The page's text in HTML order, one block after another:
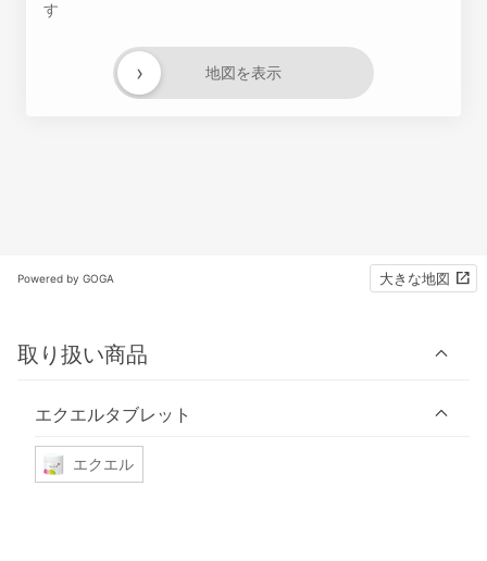
す
地図を表示
›
Powered by GOGA 大きな地図
取り扱い商品
エクエルタブレット
エクエル